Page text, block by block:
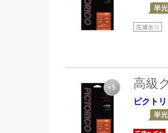
高級
ピクト